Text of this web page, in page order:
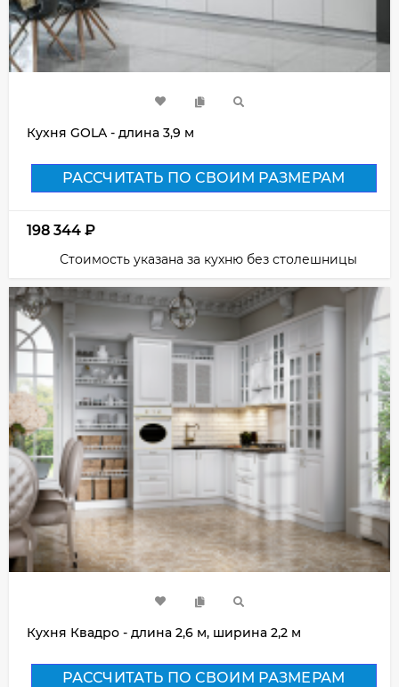
Кухня GOLA - длина 3,9 м
РАССЧИТАТЬ ПО СВОИМ РАЗМЕРАМ
198 344 ₽
Стоимость указана за кухню без столешницы
Кухня Квадро - длина 2,6 м, ширина 2,2 м
РАССЧИТАТЬ ПО СВОИМ РАЗМЕРАМ